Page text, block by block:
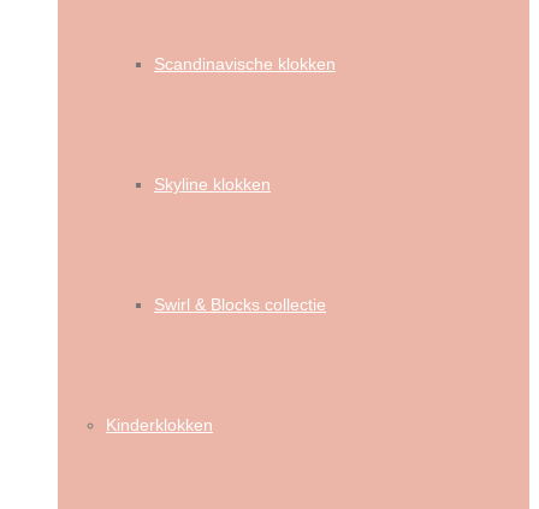
Scandinavische klokken
Skyline klokken
Swirl & Blocks collectie
Kinderklokken